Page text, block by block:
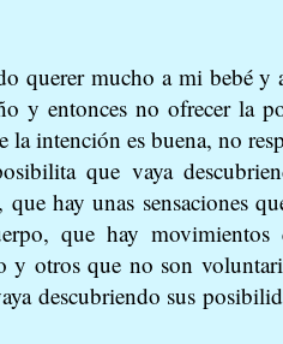
querer mucho a mi bebé
y entonces no ofrecer la
la intención es buena, no
que vaya
hay unas sensaciones
que hay
y otros que no son
descubriendo sus